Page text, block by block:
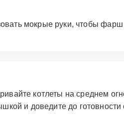
мокрые руки, чтобы
котлеты на среднем
и доведите до